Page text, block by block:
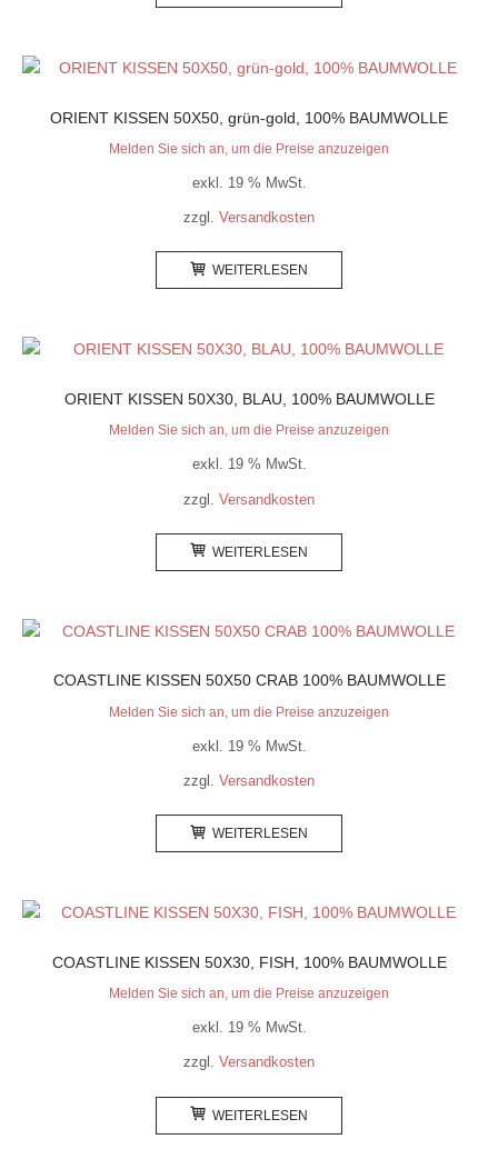
ORIENT KISSEN 50X50, grün-gold, 100% BAUMWOLLE
Melden Sie sich an, um die Preise anzuzeigen
exkl. 19 % MwSt.
zzgl. Versandkosten
WEITERLESEN
ORIENT KISSEN 50X30, BLAU, 100% BAUMWOLLE
Melden Sie sich an, um die Preise anzuzeigen
exkl. 19 % MwSt.
zzgl. Versandkosten
WEITERLESEN
COASTLINE KISSEN 50X50 CRAB 100% BAUMWOLLE
Melden Sie sich an, um die Preise anzuzeigen
exkl. 19 % MwSt.
zzgl. Versandkosten
WEITERLESEN
COASTLINE KISSEN 50X30, FISH, 100% BAUMWOLLE
Melden Sie sich an, um die Preise anzuzeigen
exkl. 19 % MwSt.
zzgl. Versandkosten
WEITERLESEN